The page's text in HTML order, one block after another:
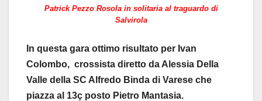
Patrick Pezzo Rosola in solitaria al traguardo di
Salvirola
In questa gara ottimo risultato per Ivan
Colombo, crossista diretto da Alessia Della
Valle della SC Alfredo Binda di Varese che
piazza al 13ç posto Pietro Mantasia.